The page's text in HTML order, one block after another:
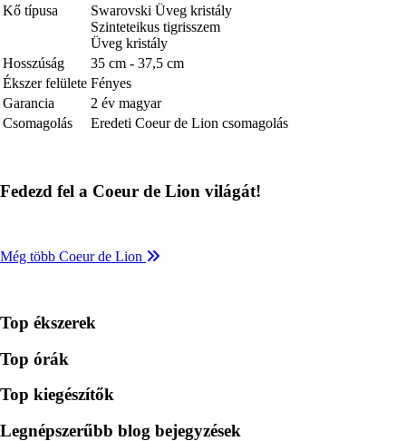
Kő típusa
Swarovski Üveg kristály
Szinteteikus tigrisszem
Üveg kristály
Hosszúság
35 cm - 37,5 cm
Ékszer felülete Fényes
Garancia
2 év magyar
Csomagolás
Eredeti Coeur de Lion csomagolás
Fedezd fel a Coeur de Lion világát!
Még több Coeur de Lion
Top ékszerek
Top órák
Top kiegészítők
Legnépszerűbb blog bejegyzések